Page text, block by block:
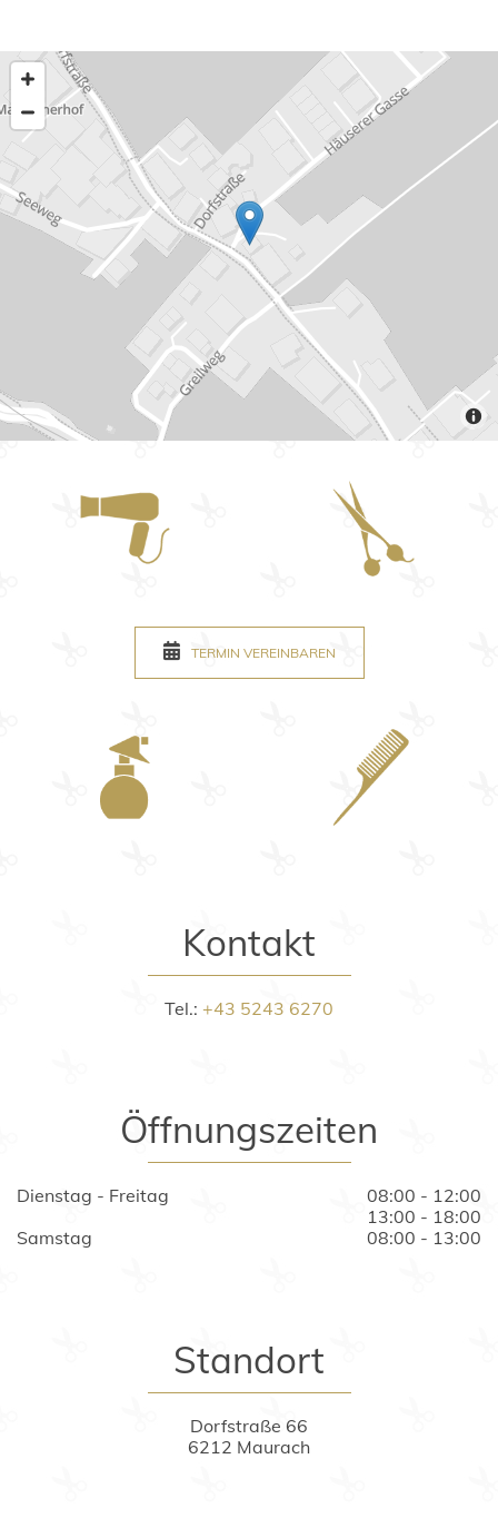
TERMIN VEREINBAREN
Kontakt
Tel.: +43 5243 6270
Öffnungszeiten
Dienstag - Freitag
08:00 - 12:00
13:00 - 18:00
Samstag
08:00 - 13:00
Standort
Dorfstraße 66
6212 Maurach